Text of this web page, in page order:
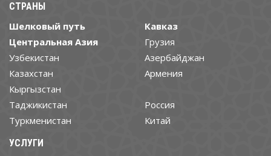
СТРАНЫ
Шелковый путь
Центральная Азия
Узбекистан
Казахстан
Кыргызстан
Таджикистан
Туркменистан
Кавказ
Грузия
Азербайджан
Армения
Россия
Китай
УСЛУГИ